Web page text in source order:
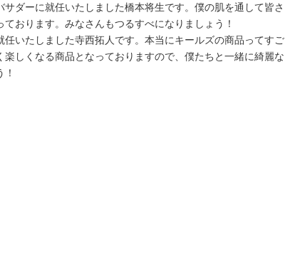
ダーに就任いたしました橋本将生です。僕の肌を通して皆さ
おります。みなさんもつるすべになりましょう！
いたしました寺西拓人です。本当にキールズの商品ってすご
楽しくなる商品となっておりますので、僕たちと一緒に綺麗な